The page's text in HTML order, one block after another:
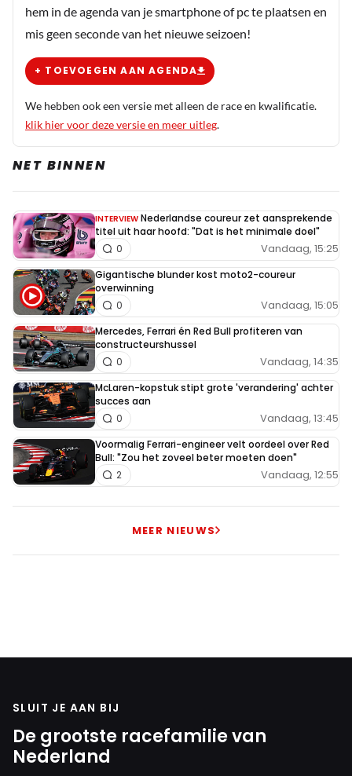
hem in de agenda van je smartphone of pc te plaatsen en
mis geen seconde van het nieuwe seizoen!
+ TOEVOEGEN AAN AGENDA
We hebben ook een versie met alleen de race en kwalificatie.
klik hier voor deze versie en meer uitleg.
NET BINNEN
INTERVIEW Nederlandse coureur zet aansprekende
titel uit haar hoofd: "Dat is het minimale doel"
Vandaag, 15:25
0
Gigantische blunder kost moto2-coureur
overwinning
Vandaag, 15:05
0
Mercedes, Ferrari én Red Bull profiteren van
constructeurshussel
Vandaag, 14:35
0
McLaren-kopstuk stipt grote 'verandering' achter
succes aan
Vandaag, 13:45
0
Voormalig Ferrari-engineer velt oordeel over Red
Bull: "Zou het zoveel beter moeten doen"
Vandaag, 12:55
2
MEER NIEUWS
SLUIT JE AAN BIJ
De grootste racefamilie van
Nederland